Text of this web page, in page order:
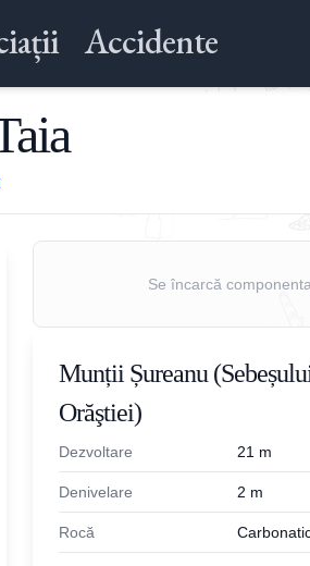
Accidente
Se încarcă
Munții Șureanu
Orăştiei)
Dezvoltare 21 m
Denivelare 2 m
Rocă